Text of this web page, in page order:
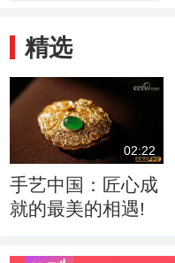
精选
02:22
手艺中国：匠心成
就的最美的相遇!